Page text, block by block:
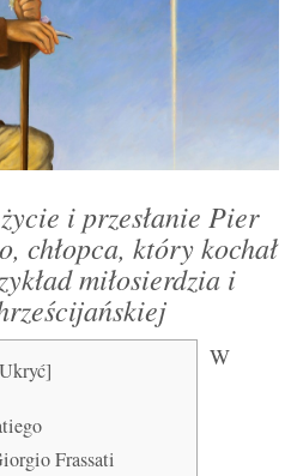
i przesłanie Pier
chłopca, który kochał
miłosierdzia i
Ukryć]
Frassati
W